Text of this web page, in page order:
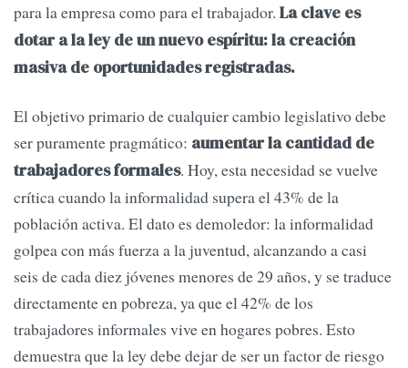
para la empresa como para el trabajador. La clave es
dotar a la ley de un nuevo espíritu: la creación
masiva de oportunidades registradas.
El objetivo primario de cualquier cambio legislativo debe
ser puramente pragmático: aumentar la cantidad de
trabajadores formales. Hoy, esta necesidad se vuelve
crítica cuando la informalidad supera el 43% de la
población activa. El dato es demoledor: la informalidad
golpea con más fuerza a la juventud, alcanzando a casi
seis de cada diez jóvenes menores de 29 años, y se traduce
directamente en pobreza, ya que el 42% de los
trabajadores informales vive en hogares pobres. Esto
demuestra que la ley debe dejar de ser un factor de riesgo